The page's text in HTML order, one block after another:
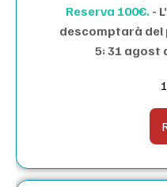
Reserva 100€. -
descomptarà del
5: 31 agost